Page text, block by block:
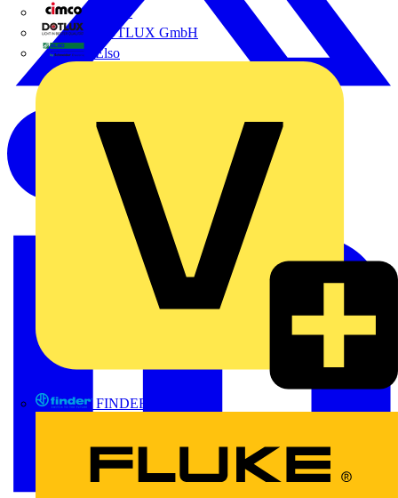
Cimco
DOTLUX GmbH
Elso
FINDER